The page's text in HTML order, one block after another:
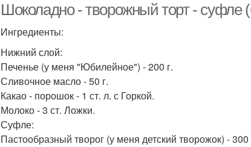
Шоколадно - творожный торт - суфле
Ингредиенты:
Нижний слой:
Печенье (у меня "Юбилейное") - 200 г.
Сливочное масло - 50 г.
Какао - порошок - 1 ст. л. с Горкой.
Молоко - 3 ст. Ложки.
Суфле:
Пастообразный творог (у меня детский творожок) - 300